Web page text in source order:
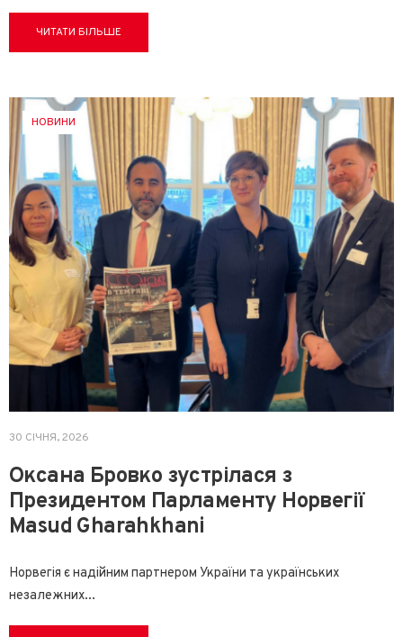
ЧИТАТИ БІЛЬШЕ
НОВИНИ
30 СІЧНЯ, 2026
Оксана Бровко зустрілася з
Президентом Парламенту Норвегії
Masud Gharahkhani
Норвегія є надійним партнером України та українських
незалежних...